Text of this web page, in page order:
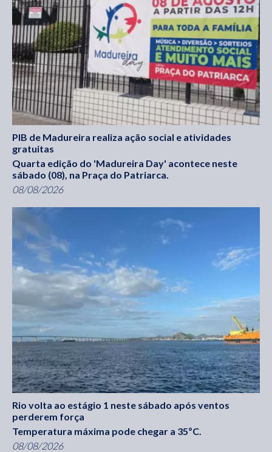
PIB de Madureira realiza ação social e atividades
gratuitas
Quarta edição do 'Madureira Day' acontece neste
sábado (08), na Praça do Patriarca.
08/08/2026
Rio volta ao estágio 1 neste sábado após ventos
perderem força
Temperatura máxima pode chegar a 35ºC.
08/08/2026